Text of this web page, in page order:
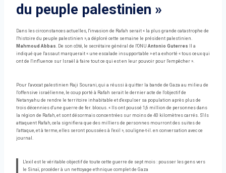
du peuple palestinien »
Dans les circonstances actuelles, l'invasion de Rafah serait « la plus grande catastrophe de
l'histoire du peuple palestinien », a déploré cette semaine le président palestinien.
Mahmoud Abbas . De son côté, le secrétaire général de l'ONU Antonio Guterres Il a
indiqué que l'assaut marquerait « une escalade insupportable » et a exhorté « tous ceux qui
ont de l'influence sur Israël à faire tout ce qui est en leur pouvoir pour l'empêcher ».
Pour l'avocat palestinien Raji Sourani, qui a réussi à quitter la bande de Gaza au milieu de
l'offensive israélienne, le coup porté à Rafah serait le dernier acte de l'objectif de
Netanyahu de rendre le territoire inhabitable et d'expulser sa population après plus de
trois décennies d'une guerre de fer. blocus. « Ils ont poussé 1,6 million de personnes dans
la région de Rafah, et sont désormais concentrées sur moins de 40 kilomètres carrés. S'ils
attaquent Rafah, cela signifiera que des milliers de personnes mourront des suites de
l'attaque, et à terme, elles seront poussées à l'exil », souligne-t-il. en conversation avec ce
journal.
L'exil est le véritable objectif de toute cette guerre de sept mois : pousser les gens vers
le Sinaï, procéder à un nettoyage ethnique complet de Gaza